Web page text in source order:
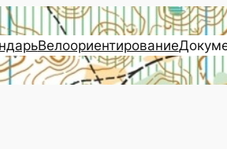
Велоориентирование